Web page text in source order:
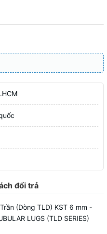
đổi trả
(Dòng TLD) KST 6 mm -
LUGS (TLD SERIES)